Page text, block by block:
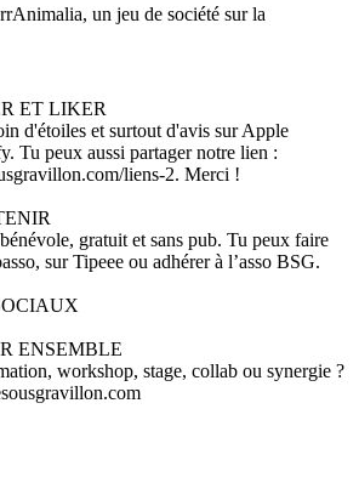
un jeu de société sur la
ET LIKER
d'étoiles et surtout d'avis sur Apple
Tu peux aussi partager notre lien :
liens-2. Merci !
gratuit et sans pub. Tu peux faire
sur Tipeee ou adhérer à l’asso BSG.
ENSEMBLE
workshop, stage, collab ou synergie ?